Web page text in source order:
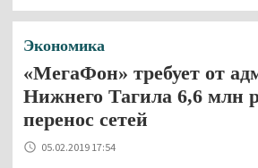
Экономика
«МегаФон» требует от
Нижнего Тагила 6,6 млн
перенос сетей
05.02.2019 17:54